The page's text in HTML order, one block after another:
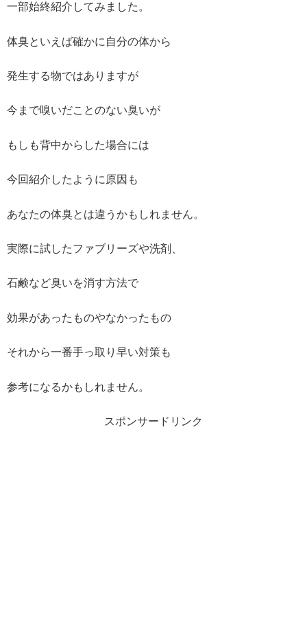
一部始終紹介してみました。
体臭といえば確かに自分の体から
発生する物ではありますが
今まで嗅いだことのない臭いが
もしも背中からした場合には
今回紹介したように原因も
あなたの体臭とは違うかもしれません。
実際に試したファブリーズや洗剤、
石鹸など臭いを消す方法で
効果があったものやなかったもの
それから一番手っ取り早い対策も
参考になるかもしれません。
スポンサードリンク